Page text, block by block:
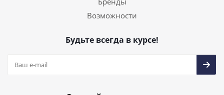
Возможности
Будьте всегда в курсе!